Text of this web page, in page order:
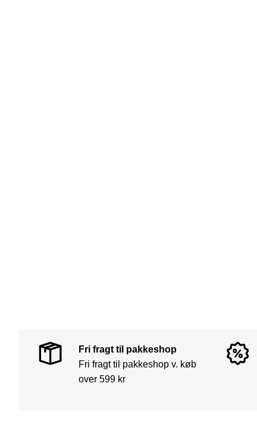
Fri fragt til pakkeshop
Fri fragt til pakkeshop v. køb
over 599 kr